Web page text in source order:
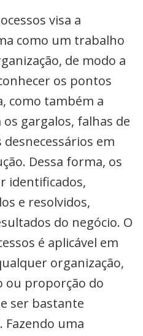
visa a
como um trabalho
de modo a
os pontos
como também a
gargalos, falhas de
em
Dessa forma, os
identificados,
e resolvidos,
do negócio. O
é aplicável em
organização,
ou proporção do
ser bastante
Fazendo uma